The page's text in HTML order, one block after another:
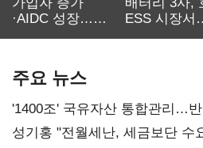
·AIDC 성장…
ESS 시장서
주요 뉴스
'1400조' 국유자산 통합관리…
구조혁신
성기홍 "전월세난, 세금보단 수